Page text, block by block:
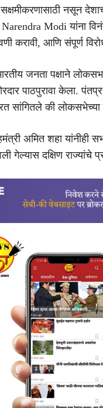
सक्षमीकरणासाठी नसून
Modi यांना
करावी, आणि संपूर्ण
जनता पक्षाने
पाठपुरावा केला.
सांगितले की लोकसभेच्या
अमित शहा यांनीही
गेल्यास दक्षिण राज्यांचे